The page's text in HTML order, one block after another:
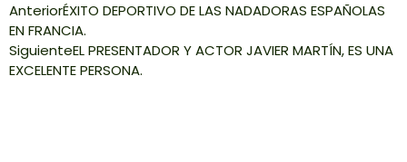
AnteriorÉXITO DEPORTIVO DE LAS NADADORAS ESPAÑOLAS
EN FRANCIA.
SiguienteEL PRESENTADOR Y ACTOR JAVIER MARTÍN, ES UNA
EXCELENTE PERSONA.